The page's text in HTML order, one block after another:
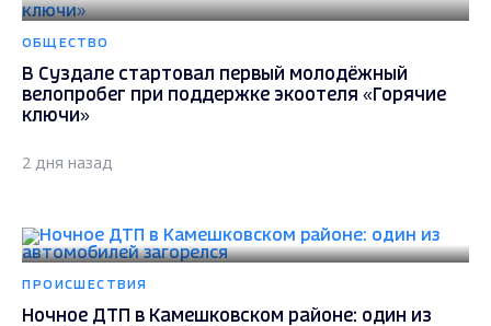
ОБЩЕСТВО
В Суздале стартовал первый молодёжный
велопробег при поддержке экоотеля «Горячие
ключи»
2 дня назад
ПРОИСШЕСТВИЯ
Ночное ДТП в Камешковском районе: один из